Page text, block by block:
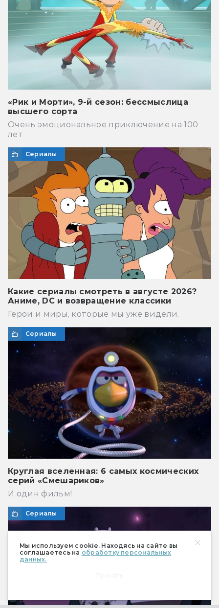
Мы используем cookie. Находясь на сайте вы
соглашаетесь на обработку персональных
данных.
«Рик и Морти», 9-й сезон: бессмыслица
высшего сорта
Очень эмоциональное приключение на 100
лет
Сериалы
Какие сериалы смотреть в августе 2026?
Аниме, DC и возвращение классики
Герои и миры, которые мы уже видели.
Сериалы
Круглая вселенная: 6 самых космических
серий «Смешариков»
И один фильм!
Сериалы